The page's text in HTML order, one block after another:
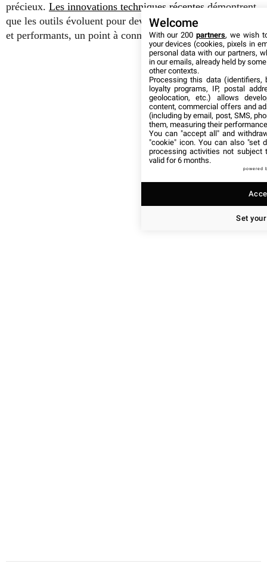
précieux. Les innovations techniques récentes démontrent
que les outils évoluent pour devenir encore plus flexibles
et performants, un point à connaître avant de s’engager.
Welcome
With our 200partners, we wish
your devices (cookies, pixels in
personal data with our partners,
in our emails, already held by
other contexts.
Processing this data (identifiers,
loyalty programs, IP, postal
geolocation, etc.) allows
content, commercial offers and
(including by email, post, SMS,
them, measuring their
You can "accept all" and
"cookie" icon. You can also "set
processing activities not subject
valid for 6 months.
powered
Set